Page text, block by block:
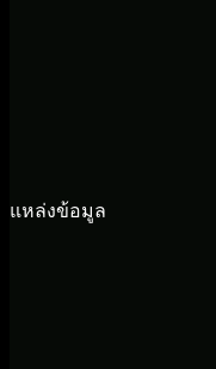
แหล่งข้อมูล